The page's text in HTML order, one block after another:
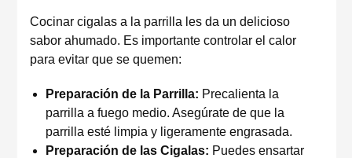
Cocinar cigalas a la parrilla les da un delicioso
sabor ahumado. Es importante controlar el calor
para evitar que se quemen:
Preparación de la Parrilla: Precalienta la
parrilla a fuego medio. Asegúrate de que la
parrilla esté limpia y ligeramente engrasada.
Preparación de las Cigalas: Puedes ensartar